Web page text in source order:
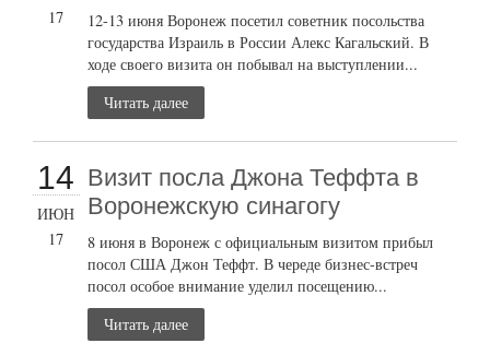
17
12-13 июня Воронеж посетил советник посольства
государства Израиль в России Алекс Кагальский. В
ходе своего визита он побывал на выступлении...
Читать далее
14
ИЮН
17
Визит посла Джона Теффта в
Воронежскую синагогу
8 июня в Воронеж с официальным визитом прибыл
посол США Джон Теффт. В череде бизнес-встреч
посол особое внимание уделил посещению...
Читать далее